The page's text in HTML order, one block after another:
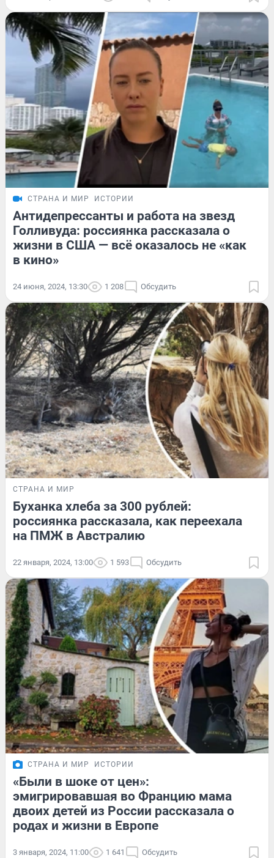
СТРАНА И МИР ИСТОРИИ
Антидепрессанты и работа на звезд
Голливуда: россиянка рассказала о
жизни в США — всё оказалось не «как
в кино»
24 июня, 2024, 13:30 1 208 Обсудить
СТРАНА И МИР
Буханка хлеба за 300 рублей:
россиянка рассказала, как переехала
на ПМЖ в Австралию
22 января, 2024, 13:00 1 593 Обсудить
СТРАНА И МИР ИСТОРИИ
«Были в шоке от цен»:
эмигрировавшая во Францию мама
двоих детей из России рассказала о
родах и жизни в Европе
3 января, 2024, 11:00 1 641 Обсудить